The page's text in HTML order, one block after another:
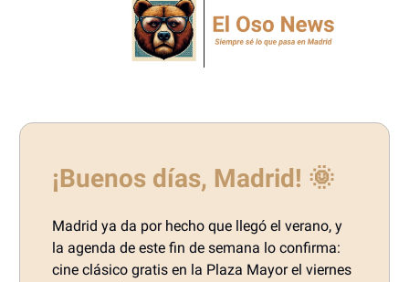
¡Buenos días, Madrid! 🌞
Madrid ya da por hecho que llegó el verano, y
la agenda de este fin de semana lo confirma:
cine clásico gratis en la Plaza Mayor el viernes